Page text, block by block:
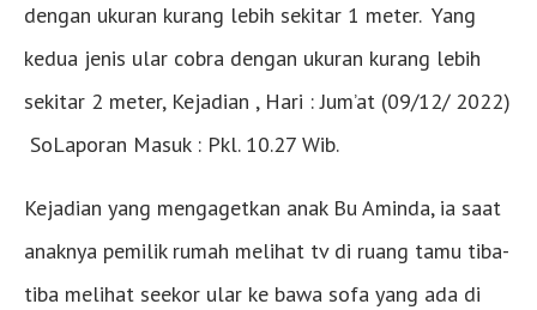
dengan ukuran kurang lebih sekitar 1 meter. Yang
kedua jenis ular cobra dengan ukuran kurang lebih
sekitar 2 meter, Kejadian , Hari : Jum’at (09/12/ 2022)
SoLaporan Masuk : Pkl. 10.27 Wib.
Kejadian yang mengagetkan anak Bu Aminda, ia saat
anaknya pemilik rumah melihat tv di ruang tamu tiba-
tiba melihat seekor ular ke bawa sofa yang ada di